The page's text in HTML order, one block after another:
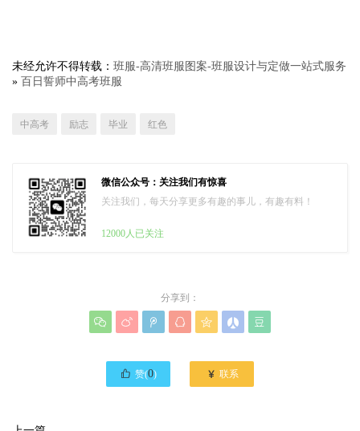
未经允许不得转载： 班服-高清班服图案-班服设计与定做一站式服务
» 百日誓师中高考班服
中高考 励志 毕业 红色
微信公众号：关注我们有惊喜
关注我们，每天分享更多有趣的事儿，有趣有料！
12000人已关注
分享到：
      
 赞(0)  联系